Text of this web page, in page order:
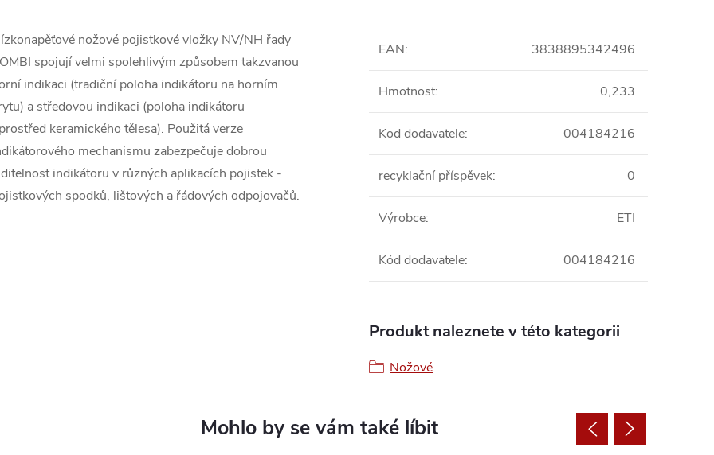
nožové pojistkové vložky NV/NH řady
spojují velmi spolehlivým způsobem takzvanou
indikaci (tradiční poloha indikátoru na horním
a středovou indikaci (poloha indikátoru
keramického tělesa). Použitá verze
mechanismu zabezpečuje dobrou
indikátoru v různých aplikacích pojistek -
spodků, lištových a řádových odpojovačů.
EAN: 3838895342496
Hmotnost: 0,233
Kod dodavatele: 004184216
recyklační příspěvek: 0
Výrobce: ETI
Kód dodavatele: 004184216
Produkt naleznete v této kategorii
Nožové